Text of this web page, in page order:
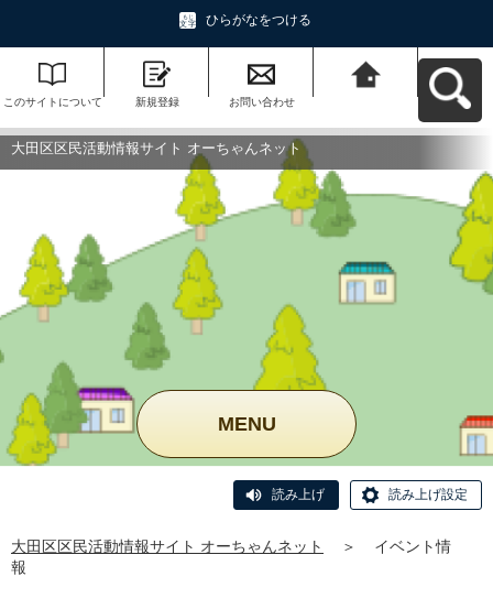
ひらがなをつける
このサイトについて 新規登録 お問い合わせ
ットへ戻る
大田区区民活動情報サイト オーちゃんネット
MENU
読み上げ 読み上げ設定
大田区区民活動情報サイト オーちゃんネット ＞
イベント情
報